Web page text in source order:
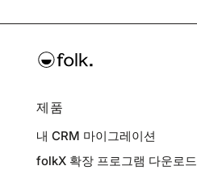
제품
내 CRM 마이그레이션
folkX 확장 프로그램 다운로드